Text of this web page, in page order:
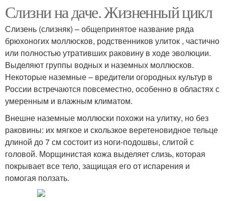
Слизни на даче. Жизненный цикл
Слизень (слизняк) – общепринятое название ряда
брюхоногих моллюсков, родственников улиток , частично
или полностью утративших раковину в ходе эволюции.
Выделяют группы водных и наземных моллюсков.
Некоторые наземные – вредители огородных культур в
России встречаются повсеместно, особенно в областях с
умеренным и влажным климатом.
Внешне наземные моллюски похожи на улитку, но без
раковины: их мягкое и скользкое веретеновидное тельце
длиной до 7 см состоит из ноги-подошвы, слитой с
головой. Морщинистая кожа выделяет слизь, которая
покрывает все тело, защищая его от испарения и
помогая ползать.